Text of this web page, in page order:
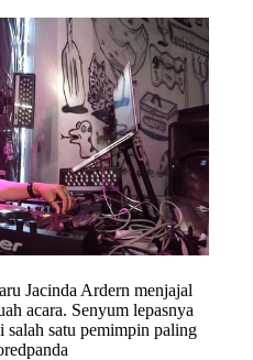
Jacinda Ardern menjajal
acara. Senyum lepasnya
salah satu pemimpin paling